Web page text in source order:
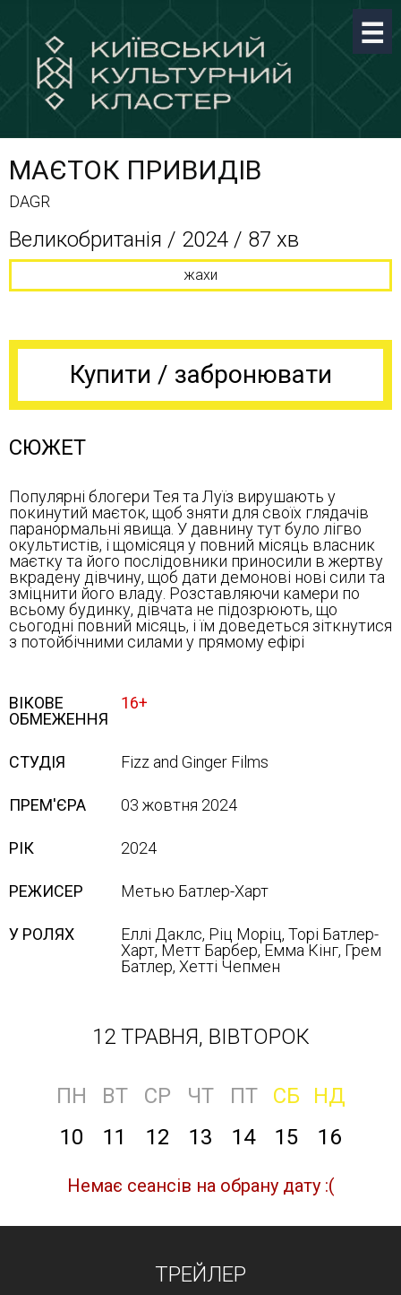
МАЄТОК ПРИВИДІВ
DAGR
Великобританія / 2024 / 87 хв
жахи
Купити / забронювати
СЮЖЕТ
Популярні блогери Тея та Луїз вирушають у
покинутий маєток, щоб зняти для своїх глядачів
паранормальні явища. У давнину тут було лігво
окультистів, і щомісяця у повний місяць власник
маєтку та його послідовники приносили в жертву
вкрадену дівчину, щоб дати демонові нові сили та
зміцнити його владу. Розставляючи камери по
всьому будинку, дівчата не підозрюють, що
сьогодні повний місяць, і їм доведеться зіткнутися
з потойбічними силами у прямому ефірі
ВІКОВЕ
ОБМЕЖЕННЯ
16+
СТУДІЯ Fizz and Ginger Films
ПРЕМ'ЄРА 03 жовтня 2024
РІК 2024
РЕЖИСЕР Метью Батлер-Харт
У РОЛЯХ
Еллі Даклс, Ріц Моріц, Торі Батлер-
Харт, Метт Барбер, Емма Кінг, Грем
Батлер, Хетті Чепмен
12 ТРАВНЯ, ВІВТОРОК
ПН ВТ СР ЧТ ПТ СБ
НД
10
11 12 13 14 15 16
Немає сеансів на обрану дату :(
ТРЕЙЛЕР